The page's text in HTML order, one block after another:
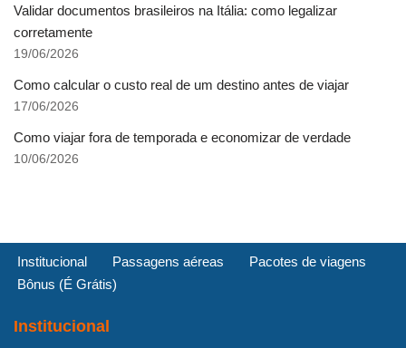
Validar documentos brasileiros na Itália: como legalizar
corretamente
19/06/2026
Como calcular o custo real de um destino antes de viajar
17/06/2026
Como viajar fora de temporada e economizar de verdade
10/06/2026
Institucional Passagens aéreas
Pacotes de viagens
Bônus (É Grátis)
Institucional